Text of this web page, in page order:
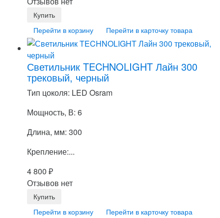
Перейти в корзину Перейти в карточку товара
Светильник TECHNOLIGHT Лайн 300
трековый, черный
Тип цоколя: LED Osram
Мощность, В: 6
Длина, мм: 300
Крепление:...
4 800 ₽
Отзывов нет
Перейти в корзину Перейти в карточку товара